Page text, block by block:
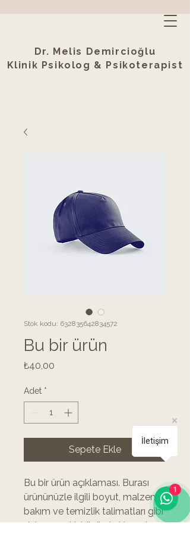
Dr. Melis Demircioğlu
Klinik Psikolog & Psikoterapist
Stok kodu: 632835642834572
Bu bir ürün
₺40,00
Adet *
Sepete Ekle
Bu bir ürün açıklaması. Burası
ürününüzle ilgili boyut, malzeme,
bakım ve temizlik talimatları gibi
daha ayrıntılı bilgileri eklemek
İletişim
1